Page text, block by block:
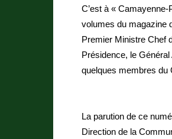
C’est à «
volumes du magazine
Premier Ministre Chef
Présidence, le
quelques membres du
La parution de ce
Direction de la